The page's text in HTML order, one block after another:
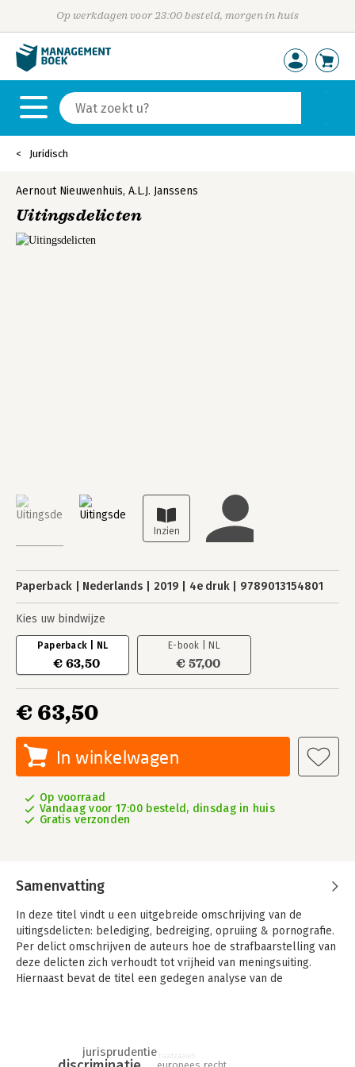
Op werkdagen voor 23:00 besteld, morgen in huis
Juridisch
Aernout Nieuwenhuis, A.L.J. Janssens
Uitingsdelicten
Paperback Nederlands 2019 4e druk 9789013154801
Kies uw bindwijze
Paperback | NL
€ 63,50
E-book | NL
€ 57,00
€ 63,50
In winkelwagen
Op voorraad
Vandaag voor 17:00 besteld, dinsdag in huis
Gratis verzonden
Samenvatting
In deze titel vindt u een uitgebreide omschrijving van de
uitingsdelicten: belediging, bedreiging, opruiing & pornografie.
Per delict omschrijven de auteurs hoe de strafbaarstelling van
deze delicten zich verhoudt tot vrijheid van meningsuiting.
Hiernaast bevat de titel een gedegen analyse van de
meningsuiting? Een vraag die afgelopen jaren steeds actueler
jurisprudentie haatzaaien